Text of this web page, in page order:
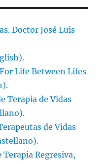
Doctor José Luis
Life Between Lifes
Terapia de Vidas
de Vidas
Terapia Regresiva,